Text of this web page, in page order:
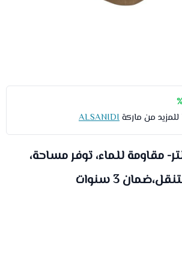
من ماركةALSANIDI
الكويت 43 لتر- مقاومة للماء، توفر مساحة،
3 سنوات